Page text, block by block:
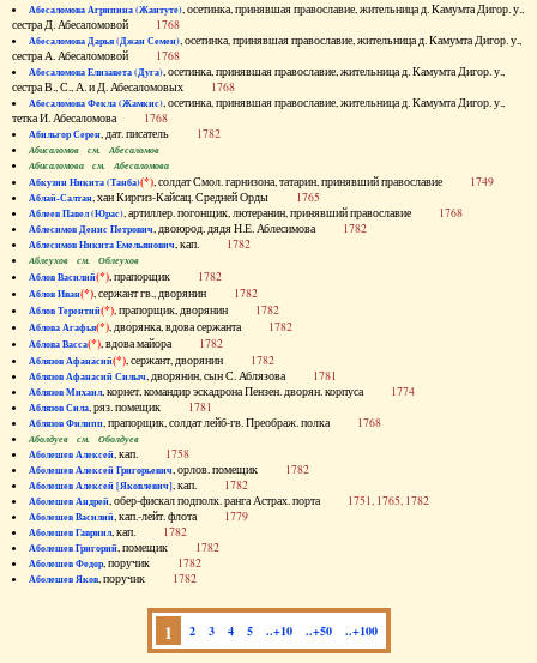
Абесаломова Агрипина (Жантуте), осетинка, принявшая православие, жительница д. Камумта Дигор. у.,
сестра Д. Абесаломовой 1768
Абесаломова Дарья (Джан Семен), осетинка, принявшая православие, жительница д. Камумта Дигор. у.,
сестра А. Абесаломовой 1768
Абесаломова Елизавета (Дуга), осетинка, принявшая православие, жительница д. Камумта Дигор. у.,
сестра В., С., А. и Д. Абесаломовых 1768
Абесаломова Фекла (Жамкис), осетинка, принявшая православие, жительница д. Камумта Дигор. у.,
тетка И. Абесаломова 1768
Абильгор Серен, дат. писатель 1782
Абисаломов см. Абесаломов
Абисаломова см. Абесаломова
Абкузин Никита (Танба)(*), солдат Смол. гарнизона, татарин, принявший православие 1749
Аблай-Салтан, хан Киргиз-Кайсац. Средней Орды 1765
Аблеев Павел (Юрас), артиллер. погонщик, лютеранин, принявший православие 1768
Аблесимов Денис Петрович, двоюрод. дядя Н.Е. Аблесимова 1782
Аблесимов Никита Емельянович, кап. 1782
Аблеухов см. Облеухов
Аблов Василий(*), прапорщик 1782
Аблов Иван(*), сержант гв., дворянин 1782
Аблов Терентий(*), прапорщик, дворянин 1782
Аблова Агафья(*), дворянка, вдова сержанта 1782
Аблова Васса(*), вдова майора 1782
Аблязов Афанасий(*), сержант, дворянин 1782
Аблязов Афанасий Силыч, дворянин, сын С. Аблязова 1781
Аблязов Михаил, корнет, командир эскадрона Пензен. дворян. корпуса 1774
Аблязов Сила, ряз. помещик 1781
Аблязов Филипп, прапорщик, солдат лейб-гв. Преображ. полка 1768
Аболдуев см. Оболдуев
Аболешев Алексей, кап. 1758
Аболешев Алексей Григорьевич, орлов. помещик 1782
Аболешев Алексей [Яковлевич], кап. 1782
Аболешев Андрей, обер-фискал подполк. ранга Астрах. порта 1751, 1765, 1782
Аболешев Василий, кап.-лейт. флота 1779
Аболешев Гавриил, кап. 1782
Аболешев Григорий, помещик 1782
Аболешев Федор, поручик 1782
Аболешев Яков, поручик 1782
1 2 3 4 5 ..+10 ..+50 ..+100